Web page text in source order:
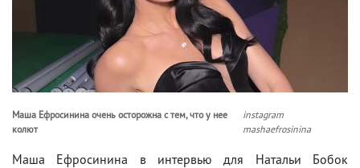
Маша Ефросинина очень осторожна с тем, что у нее
колют
instagram
mashaefrosinina
Маша Ефросинина в интервью для Натальи Бобок